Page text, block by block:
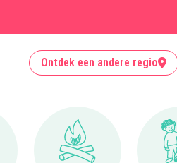
Ontdek een andere regio
Clubjes Ga naar Op kamp